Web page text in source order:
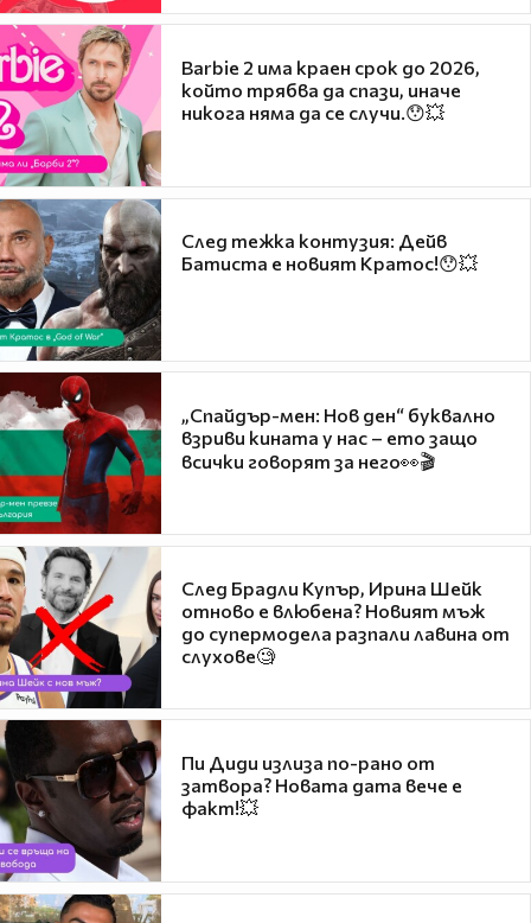
Barbie 2 има краен срок до 2026,
който трябва да спази, иначе
никога няма да се случи.😯💥
След тежка контузия: Дейв
Батиста е новият Кратос!😯💥
„Спайдър-мен: Нов ден“ буквално
взриви кината у нас – ето защо
всички говорят за него👀🎬
След Брадли Купър, Ирина Шейк
отново е влюбена? Новият мъж
до супермодела разпали лавина от
слухове🧐
Пи Диди излиза по-рано от
затвора? Новата дата вече е
факт!💥